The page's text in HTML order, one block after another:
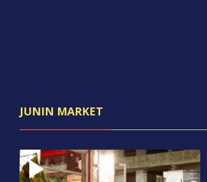
JUNIN MARKET